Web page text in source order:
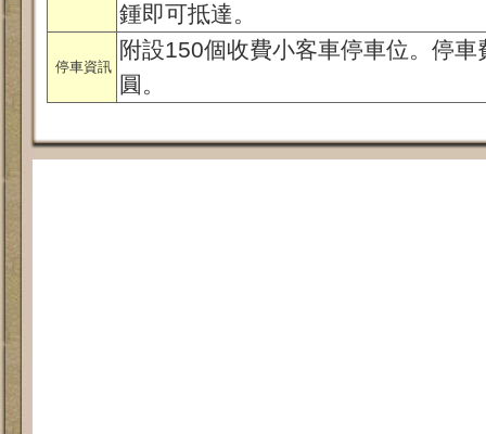
鍾即可抵達。
停車資訊
附設150個收費小客車停車位。停
圓。